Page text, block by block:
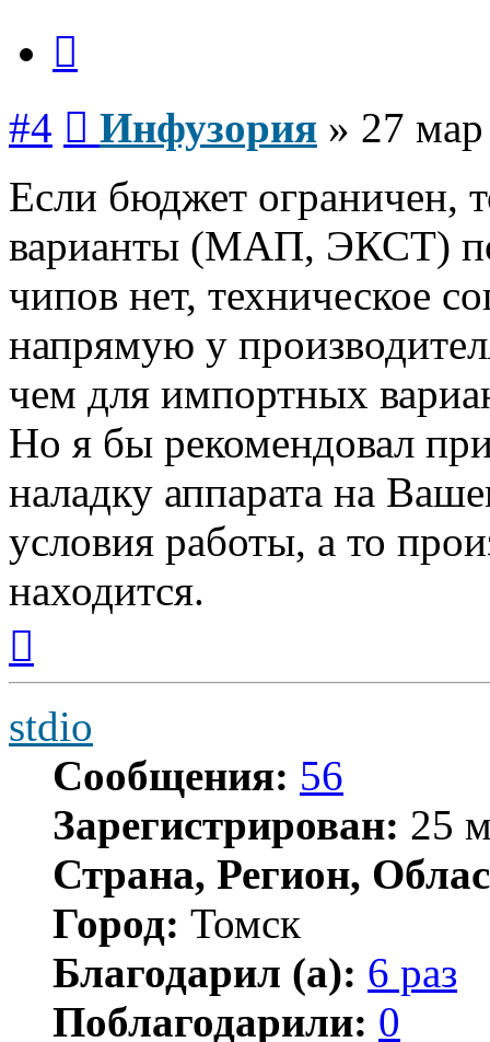
#4 Инфузория » 27
Если бюджет ограничен,
варианты (МАП, ЭКСТ)
чипов нет, техническое
напрямую у
чем для импортных
Но я бы рекомендовал
наладку аппарата на
условия работы, а то
находится.
началу
stdio
Сообщения: 56
Зарегистрирован: 25
Страна, Регион,
Город: Томск
Благодарил (а): 6 раз
Поблагодарили: 0